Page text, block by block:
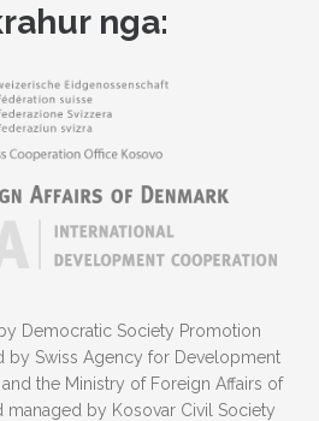
nga:
Democratic Society Promotion
by Swiss Agency for Development
the Ministry of Foreign Affairs of
managed by Kosovar Civil Society